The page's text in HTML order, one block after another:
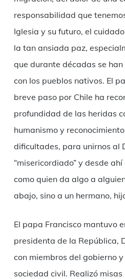
responsabilidad que
Iglesia y su futuro, el
la tan ansiada paz,
que durante décadas se
con los pueblos nativos. El
breve paso por Chile ha
profundidad de las heridas
humanismo y
dificultades, para unirnos al
“misericordiado” y desde
como quien da algo a
abajo, sino a un hermano,
El papa Francisco mantuvo
presidenta de la República,
con miembros del gobierno
sociedad civil. Realizó